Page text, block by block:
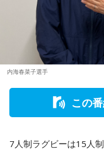
内海春菜子選手
この
7人制ラグビーは15人